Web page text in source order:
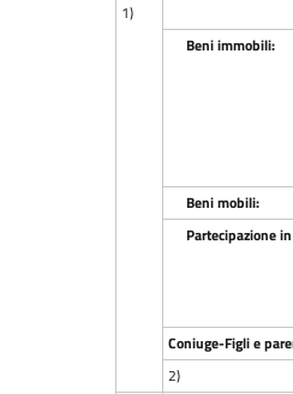
1)
Beni immobili:
Beni mobili:
Partecipazione
Coniuge-Figli e
2)